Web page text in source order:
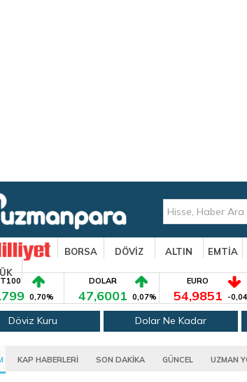
BORSA DÖVİZ ALTIN EMTİA
0,70%
DOLAR
47,6001 0,07%
EURO
54,9851 -
Döviz Kuru Dolar Ne Kadar
KAP HABERLERİ SON DAKİKA GÜNCEL UZMAN